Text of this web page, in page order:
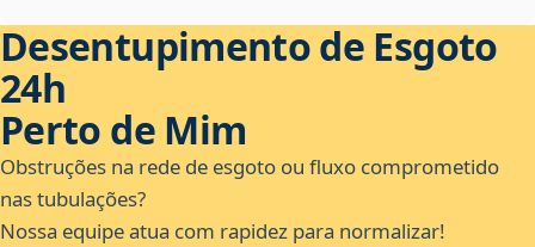
Desentupimento de Esgoto
24h
Perto de Mim
Obstruções na rede de esgoto ou fluxo comprometido
nas tubulações?
Nossa equipe atua com rapidez para normalizar!